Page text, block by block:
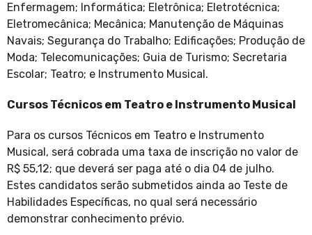
Enfermagem; Informática; Eletrônica; Eletrotécnica;
Eletromecânica; Mecânica; Manutenção de Máquinas
Navais; Segurança do Trabalho; Edificações; Produção de
Moda; Telecomunicações; Guia de Turismo; Secretaria
Escolar; Teatro; e Instrumento Musical.
Cursos Técnicos em Teatro e Instrumento Musical
Para os cursos Técnicos em Teatro e Instrumento
Musical, será cobrada uma taxa de inscrição no valor de
R$ 55,12; que deverá ser paga até o dia 04 de julho.
Estes candidatos serão submetidos ainda ao Teste de
Habilidades Específicas, no qual será necessário
demonstrar conhecimento prévio.